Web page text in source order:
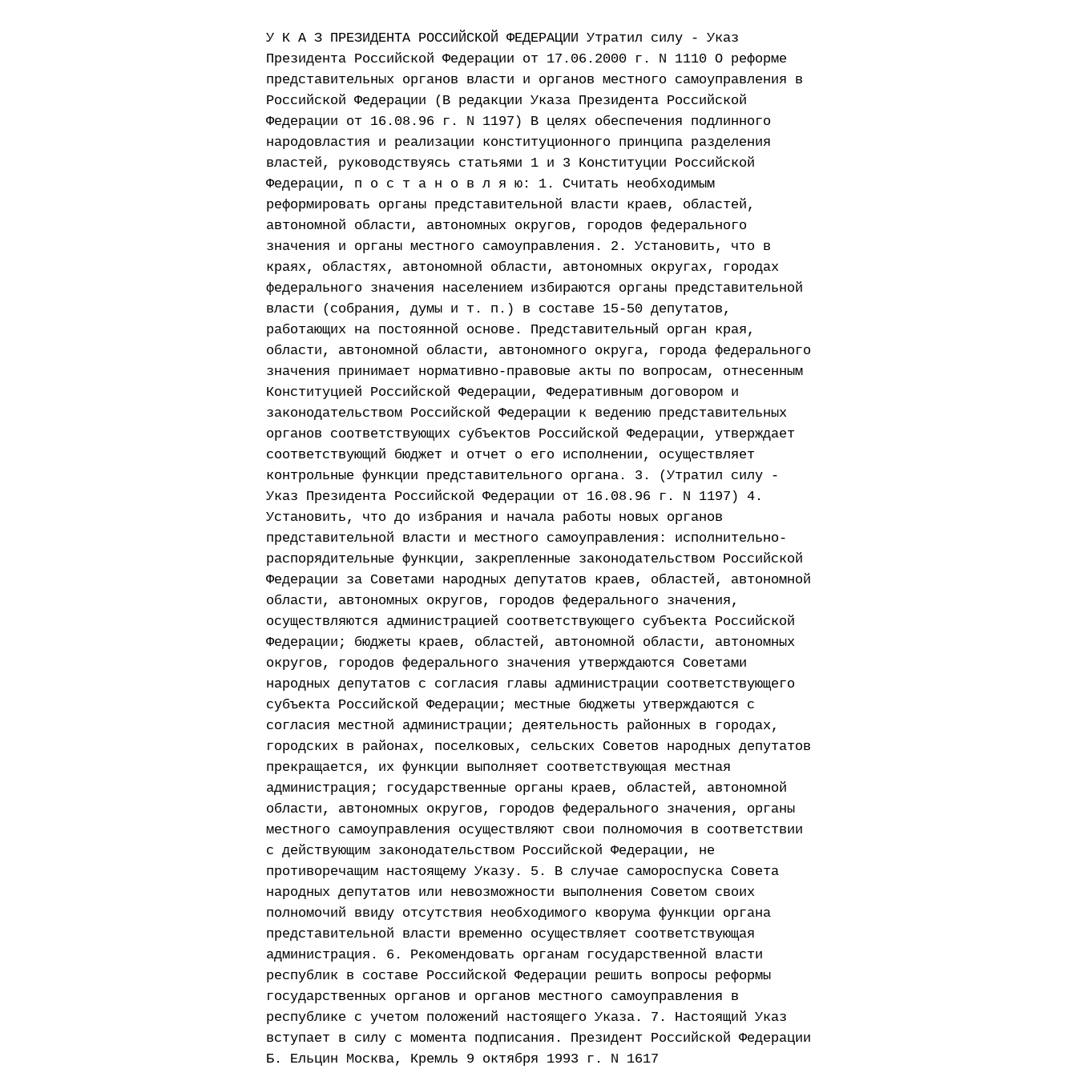
У К А З ПРЕЗИДЕНТА РОССИЙСКОЙ ФЕДЕРАЦИИ Утратил силу - Указ
Президента Российской Федерации от 17.06.2000 г. N 1110 О реформе
представительных органов власти и органов местного самоуправления в
Российской Федерации (В редакции Указа Президента Российской
Федерации от 16.08.96 г. N 1197) В целях обеспечения подлинного
народовластия и реализации конституционного принципа разделения
властей, руководствуясь статьями 1 и 3 Конституции Российской
Федерации, п о с т а н о в л я ю: 1. Считать необходимым
реформировать органы представительной власти краев, областей,
автономной области, автономных округов, городов федерального
значения и органы местного самоуправления. 2. Установить, что в
краях, областях, автономной области, автономных округах, городах
федерального значения населением избираются органы представительной
власти (собрания, думы и т. п.) в составе 15-50 депутатов,
работающих на постоянной основе. Представительный орган края,
области, автономной области, автономного округа, города федерального
значения принимает нормативно-правовые акты по вопросам, отнесенным
Конституцией Российской Федерации, Федеративным договором и
законодательством Российской Федерации к ведению представительных
органов соответствующих субъектов Российской Федерации, утверждает
соответствующий бюджет и отчет о его исполнении, осуществляет
контрольные функции представительного органа. 3. (Утратил силу -
Указ Президента Российской Федерации от 16.08.96 г. N 1197) 4.
Установить, что до избрания и начала работы новых органов
представительной власти и местного самоуправления: исполнительно-
распорядительные функции, закрепленные законодательством Российской
Федерации за Советами народных депутатов краев, областей, автономной
области, автономных округов, городов федерального значения,
осуществляются администрацией соответствующего субъекта Российской
Федерации; бюджеты краев, областей, автономной области, автономных
округов, городов федерального значения утверждаются Советами
народных депутатов с согласия главы администрации соответствующего
субъекта Российской Федерации; местные бюджеты утверждаются с
согласия местной администрации; деятельность районных в городах,
городских в районах, поселковых, сельских Советов народных депутатов
прекращается, их функции выполняет соответствующая местная
администрация; государственные органы краев, областей, автономной
области, автономных округов, городов федерального значения, органы
местного самоуправления осуществляют свои полномочия в соответствии
с действующим законодательством Российской Федерации, не
противоречащим настоящему Указу. 5. В случае самороспуска Совета
народных депутатов или невозможности выполнения Советом своих
полномочий ввиду отсутствия необходимого кворума функции органа
представительной власти временно осуществляет соответствующая
администрация. 6. Рекомендовать органам государственной власти
республик в составе Российской Федерации решить вопросы реформы
государственных органов и органов местного самоуправления в
республике с учетом положений настоящего Указа. 7. Настоящий Указ
вступает в силу с момента подписания. Президент Российской Федерации
Б. Ельцин Москва, Кремль 9 октября 1993 г. N 1617